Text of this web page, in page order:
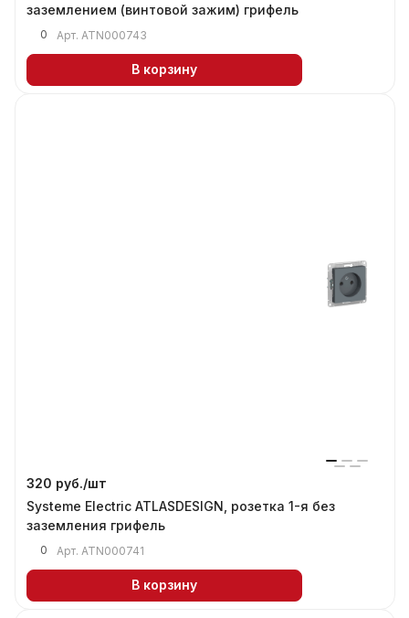
заземлением (винтовой зажим) грифель
0 Арт. ATN000743
В корзину
320 руб./шт
Systeme Electric ATLASDESIGN, розетка 1-я без
заземления грифель
0 Арт. ATN000741
В корзину